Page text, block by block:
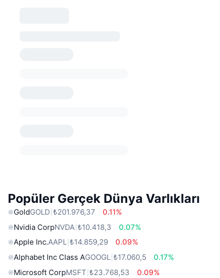
Popüler Gerçek Dünya Varlıkları
GoldGOLD ₺201.976,37
0.11%
Nvidia CorpNVDA ₺10.418,3
0.07%
Apple Inc.AAPL ₺14.859,29
0.09%
Alphabet Inc Class AGOOGL ₺17.060,5
0.17%
Microsoft CorpMSFT ₺23.768,53
0.09%